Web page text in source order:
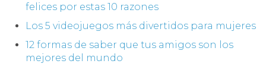
felices por estas 10 razones
Los 5 videojuegos más divertidos para mujeres
12 formas de saber que tus amigos son los
mejores del mundo